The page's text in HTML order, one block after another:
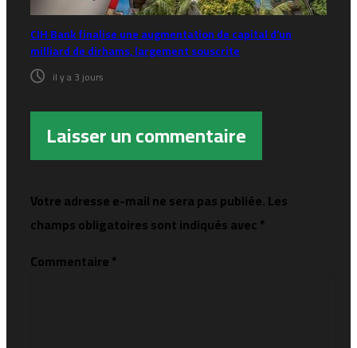
CIH Bank finalise une augmentation de capital d’un
milliard de dirhams, largement souscrite
il y a 3 jours
Laisser un commentaire
Votre adresse e-mail ne sera pas publiée.Les
champs obligatoires sont indiqués avec*
Commentaire*